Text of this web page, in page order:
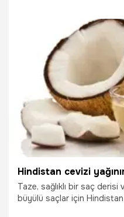
yapmak zaman içinde
meydana gelmesini sağlar.
aşırı yıpranan saçlar ve
yıpranan saçların bakımı
saçların onarılıp,
19.10.2025
Taze, sağlıklı bir saç derisi
büyülü saçlar için Hindistan